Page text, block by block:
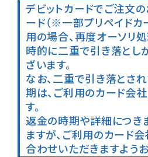
デビットカードでご注文
ード（※一部プリペイドカ
用の場合、再度オーソリ
時的に二重で引き落とし
ざいます。
なお、二重で引き落とさ
期は、ご利用のカード会
す。
返金の時期や詳細につき
ますが、ご利用のカード
合わせいただきますよう